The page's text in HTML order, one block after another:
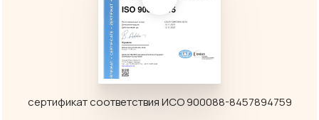
сертификат соответствия ИСО 900088-8457894759